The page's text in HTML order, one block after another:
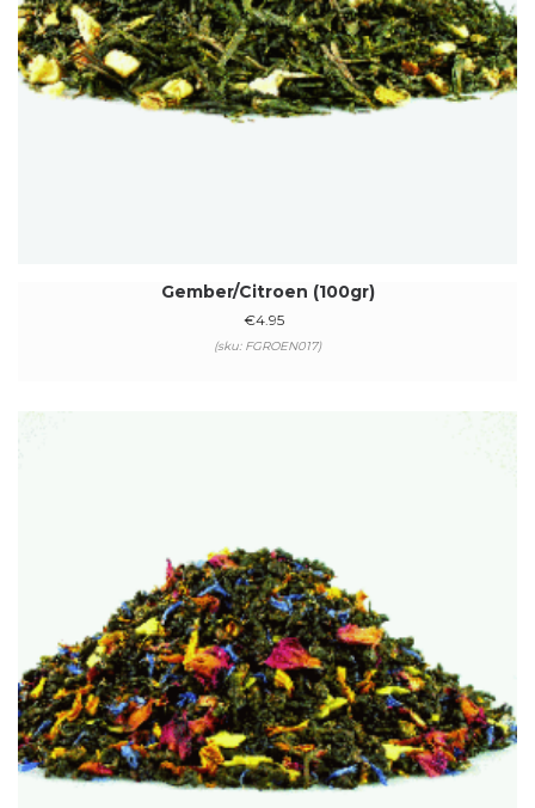
Gember/Citroen (100gr)
€4.95
(sku: FGROEN017)